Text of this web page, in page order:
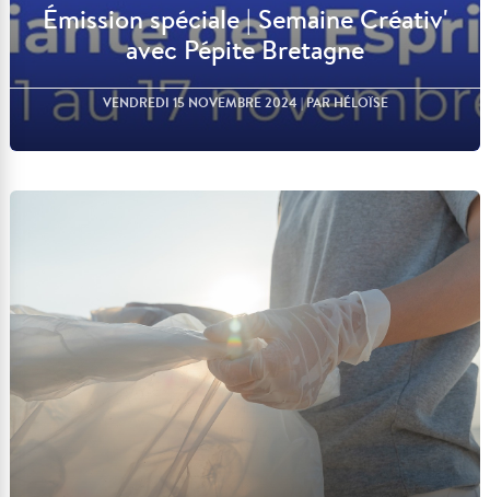
Émission spéciale | Semaine Créativ'
avec Pépite Bretagne
VENDREDI 15 NOVEMBRE 2024 | PAR HÉLOÏSE
Lire l'article